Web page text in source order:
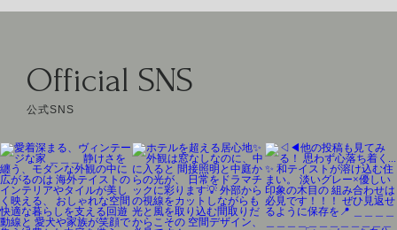
Official SNS
公式SNS